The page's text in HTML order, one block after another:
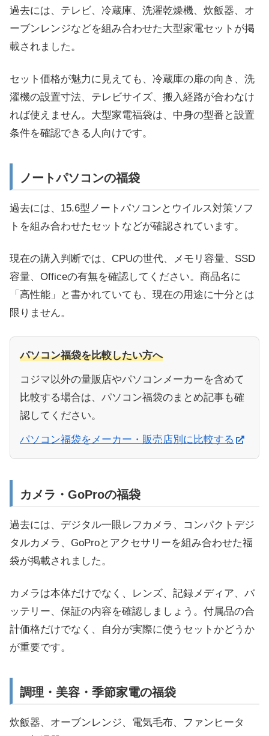
過去には、テレビ、冷蔵庫、洗濯乾燥機、炊飯器、オ
ーブンレンジなどを組み合わせた大型家電セットが掲
載されました。
セット価格が魅力に見えても、冷蔵庫の扉の向き、洗
濯機の設置寸法、テレビサイズ、搬入経路が合わなけ
れば使えません。大型家電福袋は、中身の型番と設置
条件を確認できる人向けです。
ノートパソコンの福袋
過去には、15.6型ノートパソコンとウイルス対策ソフ
トを組み合わせたセットなどが確認されています。
現在の購入判断では、CPUの世代、メモリ容量、SSD
容量、Officeの有無を確認してください。商品名に
「高性能」と書かれていても、現在の用途に十分とは
限りません。
パソコン福袋を比較したい方へ
コジマ以外の量販店やパソコンメーカーを含めて
比較する場合は、パソコン福袋のまとめ記事も確
認してください。
パソコン福袋をメーカー・販売店別に比較する
カメラ・GoProの福袋
過去には、デジタル一眼レフカメラ、コンパクトデジ
タルカメラ、GoProとアクセサリーを組み合わせた福
袋が掲載されました。
カメラは本体だけでなく、レンズ、記録メディア、バ
ッテリー、保証の内容を確認しましょう。付属品の合
計価格だけでなく、自分が実際に使うセットかどうか
が重要です。
調理・美容・季節家電の福袋
炊飯器、オーブンレンジ、電気毛布、ファンヒータ